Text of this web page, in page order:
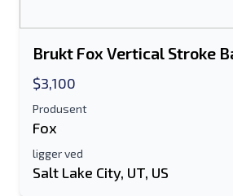
Brukt Fox Vertical Stroke
$3,100
Produsent
Fox
ligger ved
Salt Lake City, UT, US